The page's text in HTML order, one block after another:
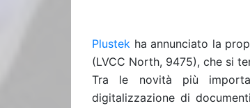
Plustek ha annunciato la
(LVCC North, 9475), che si
Tra le novità più
digitalizzazione di